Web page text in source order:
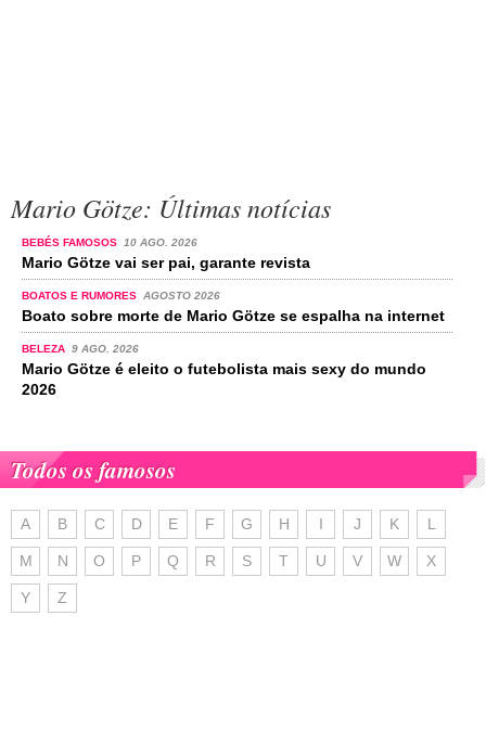
Mario Götze: Últimas notícias
BEBÉS FAMOSOS 10 AGO. 2026
Mario Götze vai ser pai, garante revista
BOATOS E RUMORES AGOSTO 2026
Boato sobre morte de Mario Götze se espalha na internet
BELEZA 9 AGO. 2026
Mario Götze é eleito o futebolista mais sexy do mundo
2026
Todos os famosos
A B C D E F G H I J K L
M N O P Q R S T U V W X
Y Z